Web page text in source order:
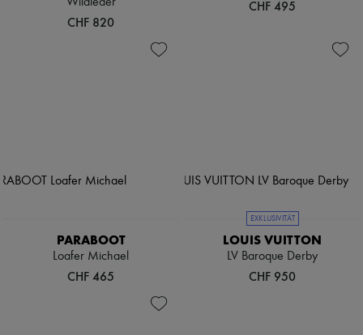
Wildleder
CHF 820
CHF 495
PARABOOT
Loafer Michael
CHF 465
EXKLUSIVITÄT
LOUIS VUITTON
LV Baroque Derby
CHF 950